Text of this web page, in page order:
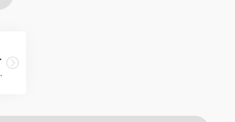
家
服务，健康管理便捷。